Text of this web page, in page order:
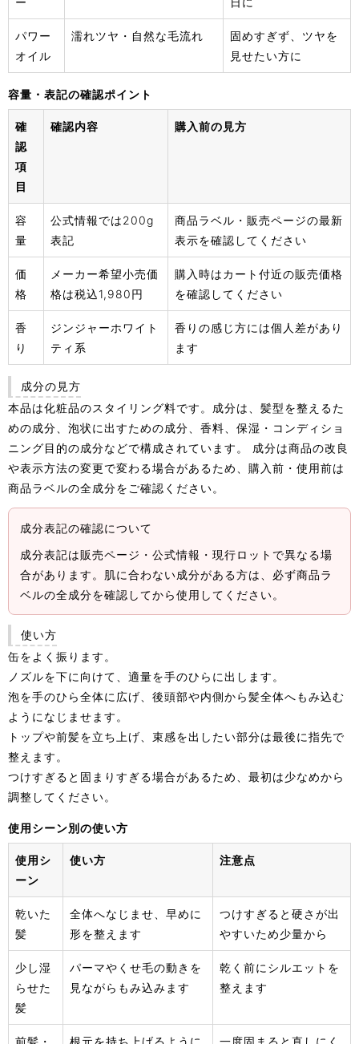
パワー
オイル
濡れツヤ・自然な毛流れ
固めすぎず、ツヤを
見せたい方に
容量・表記の確認ポイント
確
認
項
目
確認内容 購入前の見方
容
量
公式情報では200g
表記
商品ラベル・販売ページの最新
表示を確認してください
価
格
メーカー希望小売価
格は税込1,980円
購入時はカート付近の販売価格
を確認してください
香
り
ジンジャーホワイト
ティ系
香りの感じ方には個人差があり
ます
成分の見方
本品は化粧品のスタイリング料です。成分は、髪型を整えるた
めの成分、泡状に出すための成分、香料、保湿・コンディショ
ニング目的の成分などで構成されています。 成分は商品の改良
や表示方法の変更で変わる場合があるため、購入前・使用前は
商品ラベルの全成分をご確認ください。
成分表記の確認について
成分表記は販売ページ・公式情報・現行ロットで異なる場
合があります。肌に合わない成分がある方は、必ず商品ラ
ベルの全成分を確認してから使用してください。
使い方
缶をよく振ります。
ノズルを下に向けて、適量を手のひらに出します。
泡を手のひら全体に広げ、後頭部や内側から髪全体へもみ込む
ようになじませます。
トップや前髪を立ち上げ、束感を出したい部分は最後に指先で
整えます。
つけすぎると固まりすぎる場合があるため、最初は少なめから
調整してください。
使用シーン別の使い方
使用シ
ーン
使い方 注意点
乾いた
髪
全体へなじませ、早めに
形を整えます
つけすぎると硬さが出
やすいため少量から
少し湿
らせた
髪
パーマやくせ毛の動きを
見ながらもみ込みます
乾く前にシルエットを
整えます
前髪・ 根元を持ち上げるように 一度固まると直しにく